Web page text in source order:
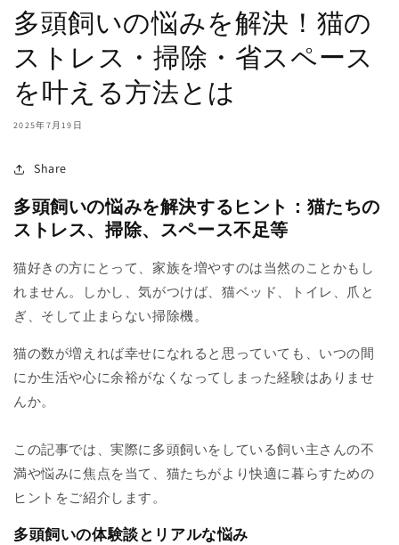
多頭飼いの悩みを解決！猫の
ストレス・掃除・省スペース
を叶える方法とは
2025年7月19日
Share
多頭飼いの悩みを解決するヒント：猫たちの
ストレス、掃除、スペース不足等
猫好きの方にとって、家族を増やすのは当然のことかもし
れません。
しかし、気がつけば、猫ベッド、トイレ、爪と
ぎ、そして止まらない掃除機。
猫の数が増えれば幸せになれると思っていても、いつの間
にか生活や心に余裕がなくなってしまった経験はありませ
んか。
この記事では、実際に多頭飼いをしている飼い主さんの不
満や悩みに焦点を当て、猫たちがより快適に暮らすための
ヒントをご紹介します。
多頭飼いの体験談とリアルな悩み